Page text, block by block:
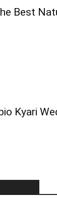
Best
Kyari